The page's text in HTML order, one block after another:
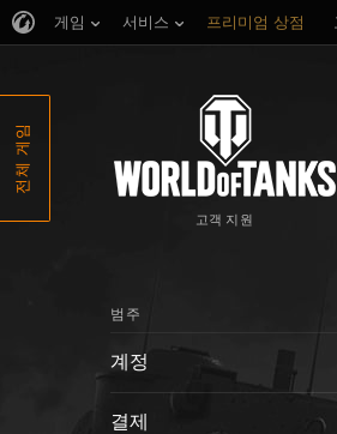
게임 서비스 프리미엄 상점
전체 게임
고객 지원
범주
계정
결제